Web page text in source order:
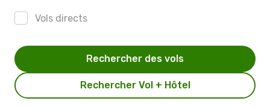
Vols directs
Rechercher Vol + Hôtel
Rechercher des vols